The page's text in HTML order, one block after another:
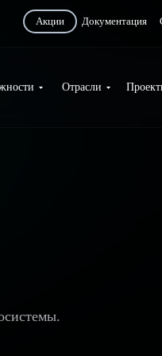
Акции Документация
Отрасли